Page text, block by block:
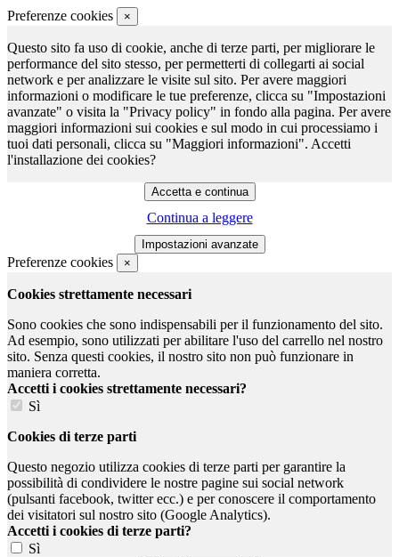
Preferenze cookies ×
Questo sito fa uso di cookie, anche di terze parti, per migliorare le
performance del sito stesso, per permetterti di collegarti ai social
network e per analizzare le visite sul sito. Per avere maggiori
informazioni o modificare le tue preferenze, clicca su "Impostazioni
avanzate" o visita la "Privacy policy" in fondo alla pagina. Per avere
maggiori informazioni sui cookies e sul modo in cui processiamo i
tuoi dati personali, clicca su "Maggiori informazioni". Accetti
l'installazione dei cookies?
Continua a leggere
Preferenze cookies ×
Cookies strettamente necessari
Sono cookies che sono indispensabili per il funzionamento del sito.
Ad esempio, sono utilizzati per abilitare l'uso del carrello nel nostro
sito. Senza questi cookies, il nostro sito non può funzionare in
maniera corretta.
Accetti i cookies strettamente necessari?
Sì
Cookies di terze parti
Questo negozio utilizza cookies di terze parti per garantire la
possibilità di condividere le nostre pagine sui social network
(pulsanti facebook, twitter ecc.) e per conoscere il comportamento
dei visitatori sul nostro sito (Google Analytics).
Accetti i cookies di terze parti?
Sì